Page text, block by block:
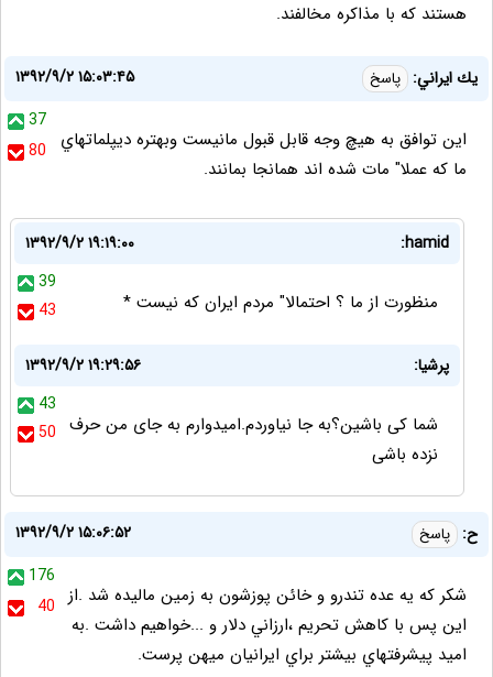
هستند که با مذاکره مخالفند.
يك ايراني: پاسخ
۱۳۹۲/۹/۲ ۱۵:۰۳:۴۵
37
80
اين توافق به هيچ وجه قابل قبول مانيست وبهتره ديپلماتهاي
ما كه عملا" مات شده اند همانجا بمانند.
hamid:
۱۳۹۲/۹/۲ ۱۹:۱۹:۰۰
39
43
منظورت از ما ؟ احتمالا" مردم ایران که نیست *
پرشیا:
۱۳۹۲/۹/۲ ۱۹:۲۹:۵۶
43
50 شما کی باشین؟به جا نیاوردم.امیدوارم به جای من حرف
نزده باشی
ح: پاسخ
۱۳۹۲/۹/۲ ۱۵:۰۶:۵۲
176
40 شکر که يه عده تندرو و خائن پوزشون به زمين ماليده شد .از
اين پس با کاهش تحريم ،ارزاني دلار و ...خواهيم داشت .به
اميد پيشرفتهاي بيشتر براي ايرانيان ميهن پرست.